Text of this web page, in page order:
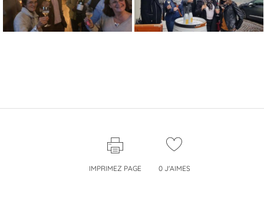
IMPRIMEZ PAGE 0J'AIMES